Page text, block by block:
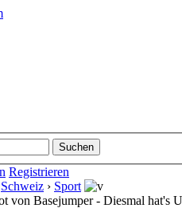
Registrieren
Schweiz › Sport
von Basejumper - Diesmal hat's